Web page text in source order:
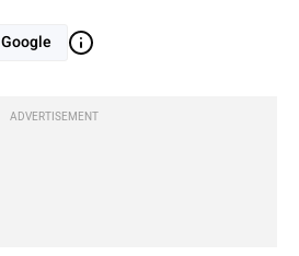
ADVERTISEMENT